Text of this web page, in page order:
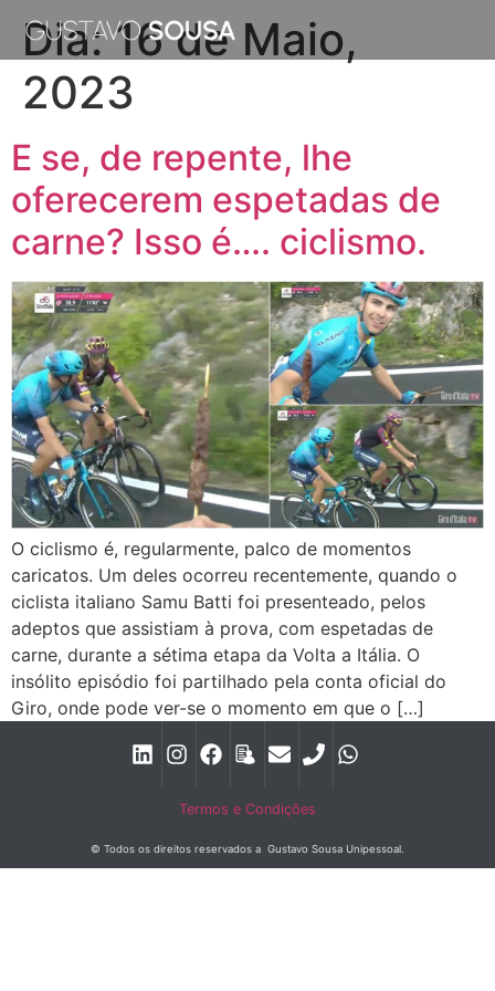
Dia:16 de Maio,
2023
E se, de repente, lhe
oferecerem espetadas de
carne? Isso é…. ciclismo.
O ciclismo é, regularmente, palco de momentos
caricatos. Um deles ocorreu recentemente, quando o
ciclista italiano Samu Batti foi presenteado, pelos
adeptos que assistiam à prova, com espetadas de
carne, durante a sétima etapa da Volta a Itália. O
insólito episódio foi partilhado pela conta oficial do
Giro, onde pode ver-se o momento em que o […]
Termos e Condições
© Todos os direitos reservados a Gustavo Sousa Unipessoal.